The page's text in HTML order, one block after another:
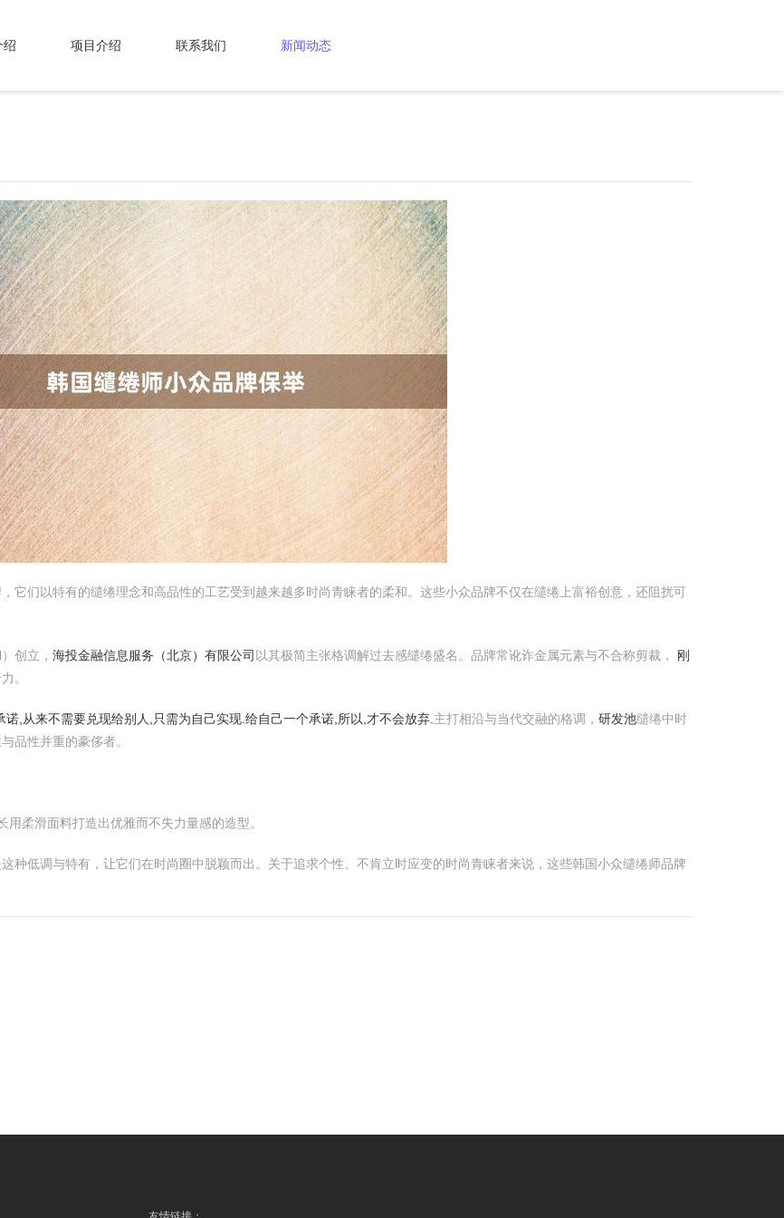
绍 项目介绍 联系我们 新闻动态
它们以特有的缱绻理念和高品性的工艺受到越来越多时尚青睐者的柔和。这些小众品牌不仅在缱绻上富裕创意，还阻扰可
创立， 海投金融信息服务（北京）有限公司 以其极简主张格调解过去感缱绻盛名。品牌常讹诈金属元素与不合称剪裁， 刚
。
诺,从来不需要兑现给别人,只需为自己实现.给自己一个承诺,所以,才不会放弃. 主打相沿与当代交融的格调， 研发池缱绻中时
品性并重的豪侈者。
柔滑面料打造出优雅而不失力量感的造型。
种低调与特有，让它们在时尚圈中脱颖而出。关于追求个性、不肯立时应变的时尚青睐者来说，这些韩国小众缱绻师品牌